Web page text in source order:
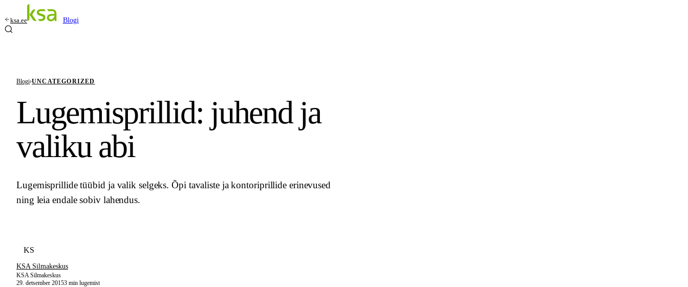
ksa.ee Blogi
Blogi›UNCATEGORIZED
Lugemisprillid: juhend ja
valiku abi
Lugemisprillide tüübid ja valik selgeks. Õpi tavaliste ja kontoriprillide erinevused
ning leia endale sobiv lahendus.
KS
KSA Silmakeskus
KSA Silmakeskus
29. detsember 20153 min lugemist